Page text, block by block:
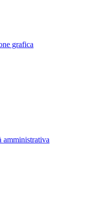
grafica
amministrativa